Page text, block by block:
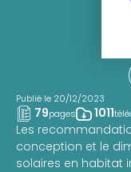
Publié le 20/12/2023
79pages 1011
Les
conception et le
solaires en habitat